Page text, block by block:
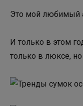
Это мой любимый
И только в этом
только в люксе,